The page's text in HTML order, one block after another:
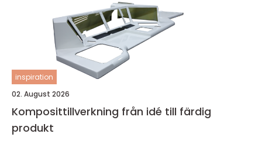
inspiration
02. August 2026
Komposittillverkning från idé till färdig
produkt